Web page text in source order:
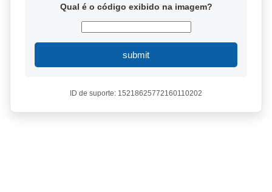
Qual é o código exibido na imagem?
submit
ID de suporte: 15218625772160110202